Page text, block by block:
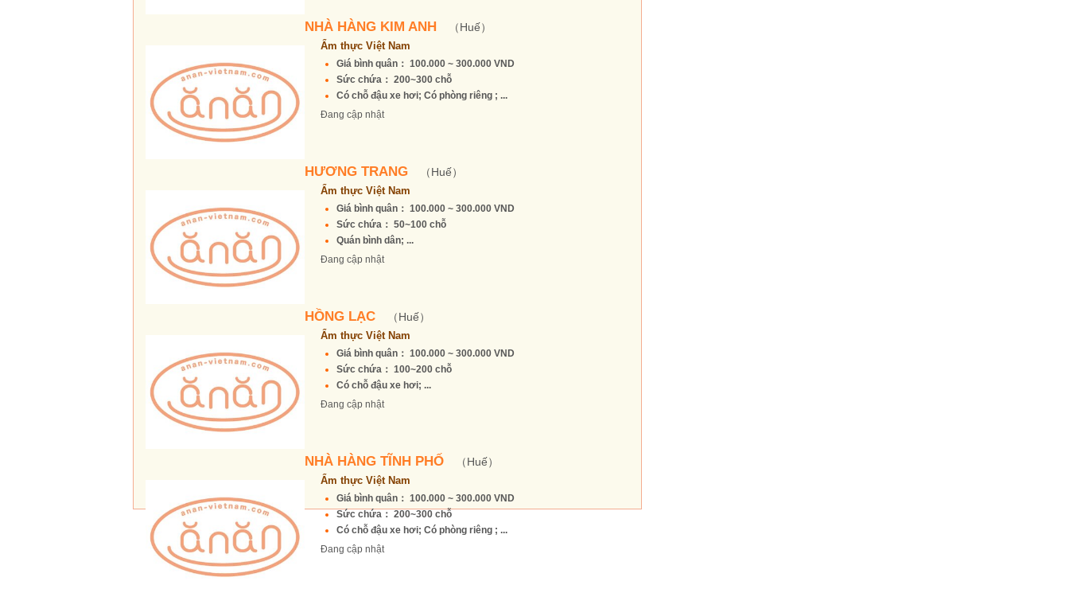
NHÀ HÀNG KIM ANH （Huế）
Ẩm thực Việt Nam
Giá bình quân： 100.000 ~ 300.000 VND
Sức chứa： 200~300 chỗ
Có chỗ đậu xe hơi; Có phòng riêng ; ...
Đang cập nhật
HƯƠNG TRANG （Huế）
Ẩm thực Việt Nam
Giá bình quân： 100.000 ~ 300.000 VND
Sức chứa： 50~100 chỗ
Quán bình dân; ...
Đang cập nhật
HỒNG LẠC （Huế）
Ẩm thực Việt Nam
Giá bình quân： 100.000 ~ 300.000 VND
Sức chứa： 100~200 chỗ
Có chỗ đậu xe hơi; ...
Đang cập nhật
NHÀ HÀNG TĨNH PHỐ （Huế）
Ẩm thực Việt Nam
Giá bình quân： 100.000 ~ 300.000 VND
Sức chứa： 200~300 chỗ
Có chỗ đậu xe hơi; Có phòng riêng ; ...
Đang cập nhật